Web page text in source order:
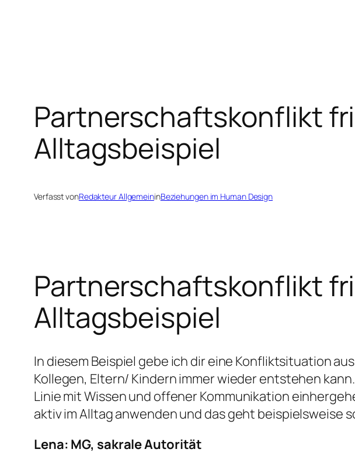
Partnerschaftskonflikt
Alltagsbeispiel
Verfasst vonRedakteur AllgemeininBeziehungen im Human Design
Partnerschaftskonflikt
Alltagsbeispiel
In diesem Beispiel gebe ich dir eine Konfliktsituation
Kollegen, Eltern/ Kindern immer wieder entstehen
Linie mit Wissen und offener Kommunikation
aktiv im Alltag anwenden und das geht beispielsweise
Lena: MG, sakrale Autorität